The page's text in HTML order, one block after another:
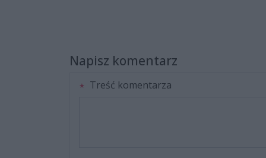
Napisz komentarz
Treść komentarza